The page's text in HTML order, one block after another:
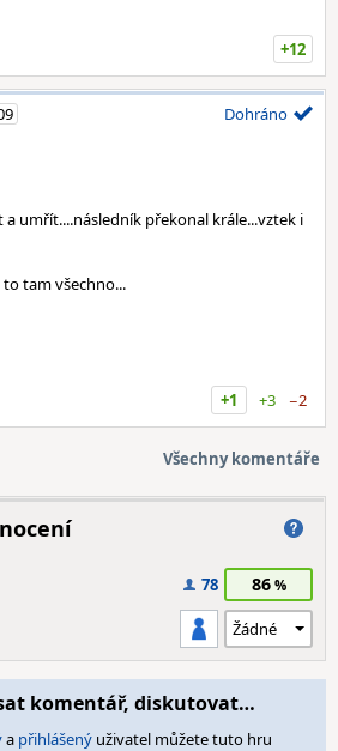
+12
Dohráno
a umřít....následník překonal krále...vztek i
to tam všechno...
+1
+3 −2
Všechny komentáře
78 86
komentář, diskutovat…
a přihlášený uživatel můžete tuto hru